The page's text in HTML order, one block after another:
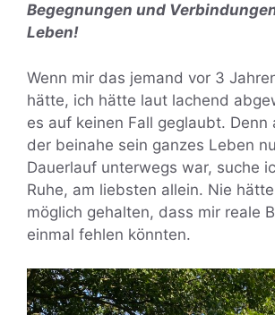
Begegnungen und
Leben!
Wenn mir das jemand vor 3
hätte, ich hätte laut lachend
es auf keinen Fall geglaubt. Denn
der beinahe sein ganzes Leben
Dauerlauf unterwegs war, suche
Ruhe, am liebsten allein. Nie
möglich gehalten, dass mir reale
einmal fehlen könnten.